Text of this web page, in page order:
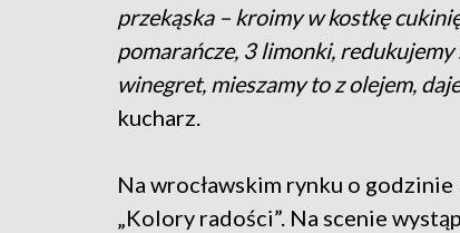
przekąska – kroimy w kostkę
pomarańcze, 3 limonki,
winegret, mieszamy to z olejem,
kucharz.
Na wrocławskim rynku o
„Kolory radości”. Na scenie